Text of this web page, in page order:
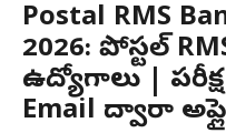
Postal RMS
2026: పోస్టల్
ఉద్యోగాలు | పరీక్ష
Email ద్వారా అప్లై